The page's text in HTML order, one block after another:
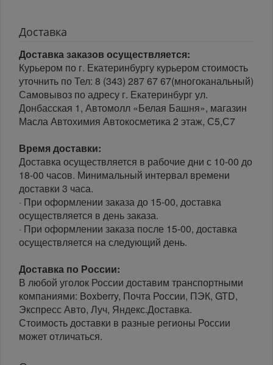
Доставка
Доставка заказов осуществляется:
Курьером по г. Екатеринбургу курьером стоимость
уточнить по Тел: 8 (343) 287 67 67(многоканальный)
Самовывоз по адресу г. Екатеринбург ул.
Донбасская 1, Автомолл «Белая Башня», магазин
Масла Автохимия Автокосметика 2 этаж, С5,С7
Время доставки:
Доставка осуществляется в рабочие дни с 10-00 до
18-00 часов. Минимальный интервал времени
доставки 3 часа.
· При оформлении заказа до 15-00, доставка
осуществляется в день заказа.
· При оформлении заказа после 15-00, доставка
осуществляется на следующий день.
Доставка по России:
В любой уголок России доставим транспортными
компаниями: Boxberry, Почта России, ПЭК, GTD,
Экспресс Авто, Луч, Яндекс.Доставка.
Стоимость доставки в разные регионы России
может отличаться.